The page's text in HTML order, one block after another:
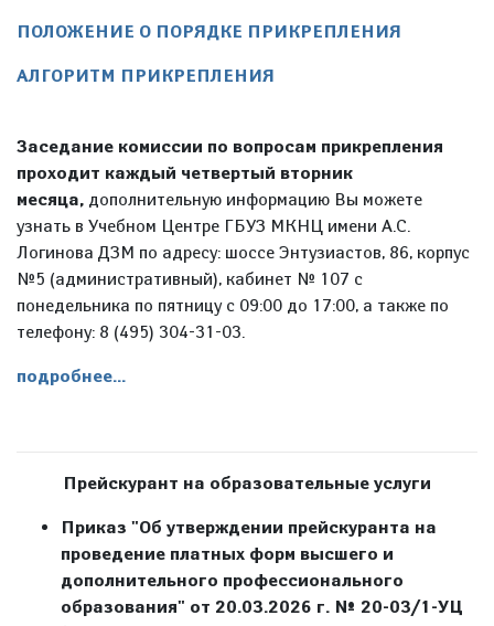
ПОЛОЖЕНИЕ О ПОРЯДКЕ ПРИКРЕПЛЕНИЯ
АЛГОРИТМ ПРИКРЕПЛЕНИЯ
Заседание комиссии по вопросам прикрепления
проходит каждый четвертый вторник
месяца, дополнительную информацию Вы можете
узнать в Учебном Центре ГБУЗ МКНЦ имени А.С.
Логинова ДЗМ по адресу: шоссе Энтузиастов, 86, корпус
№5 (административный), кабинет № 107 с
понедельника по пятницу с 09:00 до 17:00, а также по
телефону: 8 (495) 304-31-03.
подробнее...
Прейскурант на образовательные услуги
Приказ "Об утверждении прейскуранта на
проведение платных форм высшего и
дополнительного профессионального
образования" от 20.03.2026 г. № 20-03/1-УЦ